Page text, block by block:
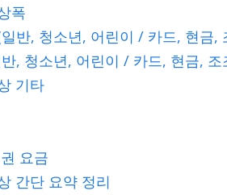
폭
반, 청소년, 어린이 / 카드, 현금,
, 청소년, 어린이 / 카드, 현금, 조
기타
요금
간단 요약 정리